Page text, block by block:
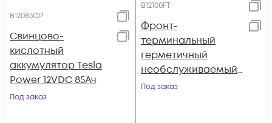
B12085GP
Свинцово-
кислотный
аккумулятор Tesla
Power 12VDC 85Ач
Под заказ
B12100FT
Фронт-
терминальный
герметичный
необслуживаемый
аккумулятор Tesla
Под заказ